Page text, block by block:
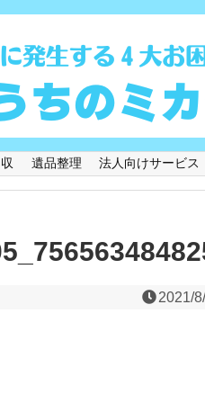
遺品整理 法人向けサービス
2021/